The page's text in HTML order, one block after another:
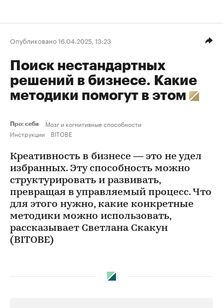
Опубликовано 16.04.2025, 13:23
Поиск нестандартных
решений в бизнесе. Какие
методики помогут в этом
Про: себя
Мозг и когнитивные способности
Инструкции
BITOBE
Креативность в бизнесе — это не удел
избранных. Эту способность можно
структурировать и развивать,
превращая в управляемый процесс. Что
для этого нужно, какие конкретные
методики можно использовать,
рассказывает Светлана Скакун
(BITOBE)